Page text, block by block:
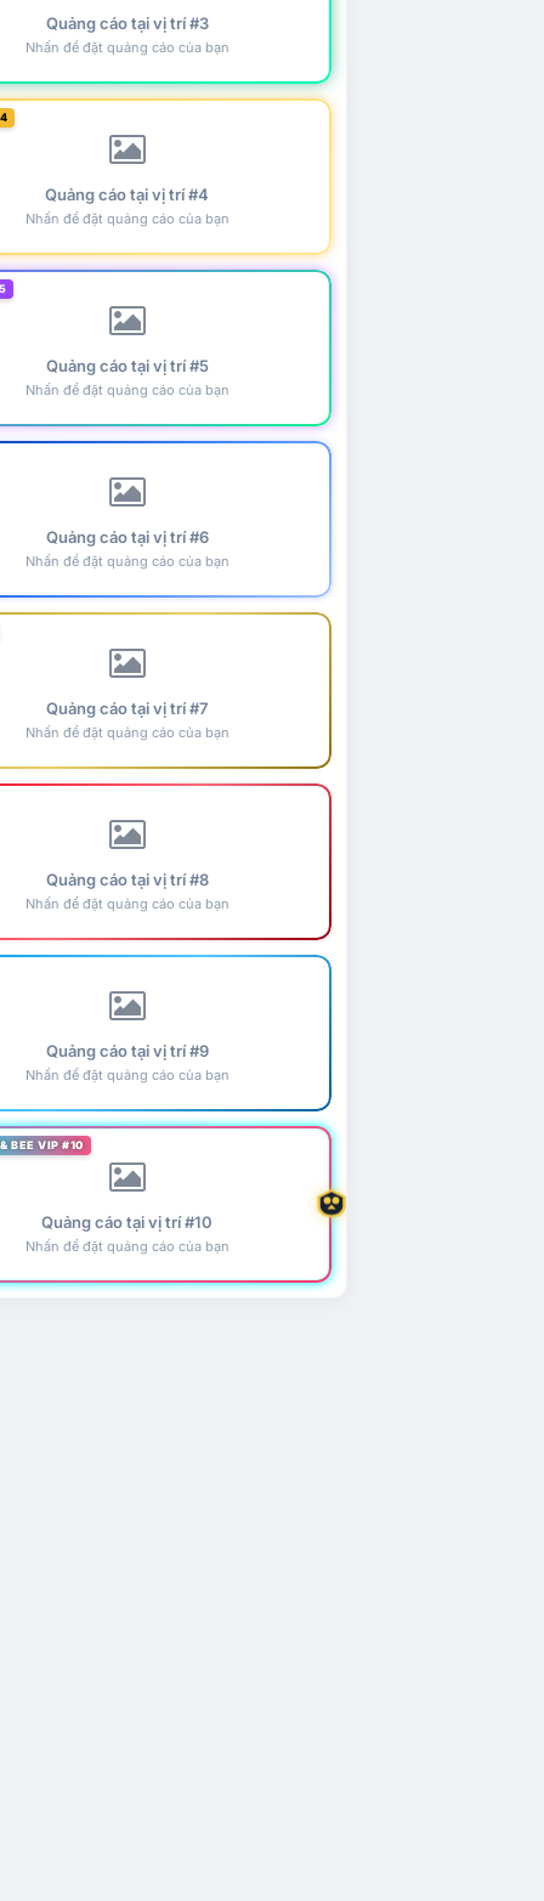
Quảng cáo tại vị trí #3
Nhấn để đặt quảng cáo của bạn
Quảng cáo tại vị trí #4
Nhấn để đặt quảng cáo của bạn
Quảng cáo tại vị trí #5
Nhấn để đặt quảng cáo của bạn
Quảng cáo tại vị trí #6
Nhấn để đặt quảng cáo của bạn
Quảng cáo tại vị trí #7
Nhấn để đặt quảng cáo của bạn
Quảng cáo tại vị trí #8
Nhấn để đặt quảng cáo của bạn
Quảng cáo tại vị trí #9
Nhấn để đặt quảng cáo của bạn
BEE VIP #10
Quảng cáo tại vị trí #10
Nhấn để đặt quảng cáo của bạn